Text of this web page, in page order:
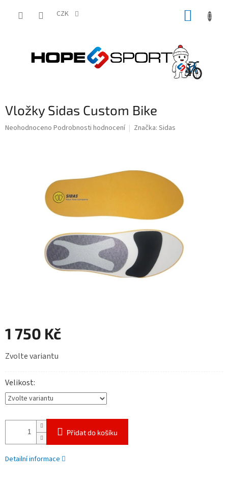
CZK
Vložky Sidas Custom Bike
Průměrné
Neohodnoceno Podrobnosti hodnocení Značka: Sidas
1 750 Kč
cena:
Zvolte variantu
Velikost
Přidat do košíku
Detailní informace